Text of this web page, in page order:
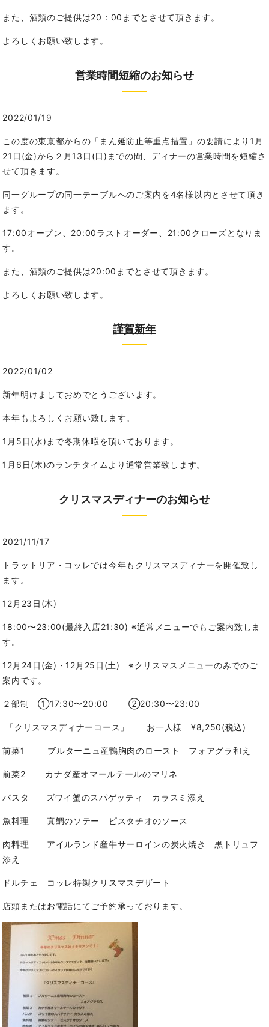
また、酒類のご提供は20：00までとさせて頂きます。
よろしくお願い致します。
営業時間短縮のお知らせ
2022/01/19
この度の東京都からの「まん延防止等重点措置」の要請により1月
21日(金)から２月13日(日)までの間、ディナーの営業時間を短縮さ
せて頂きます。
同一グループの同一テーブルへのご案内を4名様以内とさせて頂き
ます。
17:00オープン、20:00ラストオーダー、21:00クローズとなりま
す。
また、酒類のご提供は20:00までとさせて頂きます。
よろしくお願い致します。
謹賀新年
2022/01/02
新年明けましておめでとうございます。
本年もよろしくお願い致します。
1月5日(水)まで冬期休暇を頂いております。
1月6日(木)のランチタイムより通常営業致します。
クリスマスディナーのお知らせ
2021/11/17
トラットリア・コッレでは今年もクリスマスディナーを開催致し
ます。
12月23日(木)
18:00〜23:00(最終入店21:30) ※通常メニューでもご案内致しま
す。
12月24日(金)・12月25日(土) ※クリスマスメニューのみでのご
案内です。
２部制 ①17:30〜20:00 ②20:30〜23:00
「クリスマスディナーコース」 お一人様 ¥8,250(税込)
前菜1 ブルターニュ産鴨胸肉のロースト フォアグラ和え
前菜2 カナダ産オマールテールのマリネ
パスタ ズワイ蟹のスパゲッティ カラスミ添え
魚料理 真鯛のソテー ピスタチオのソース
肉料理 アイルランド産牛サーロインの炭火焼き 黒トリュフ
添え
ドルチェ コッレ特製クリスマスデザート
店頭またはお電話にてご予約承っております。